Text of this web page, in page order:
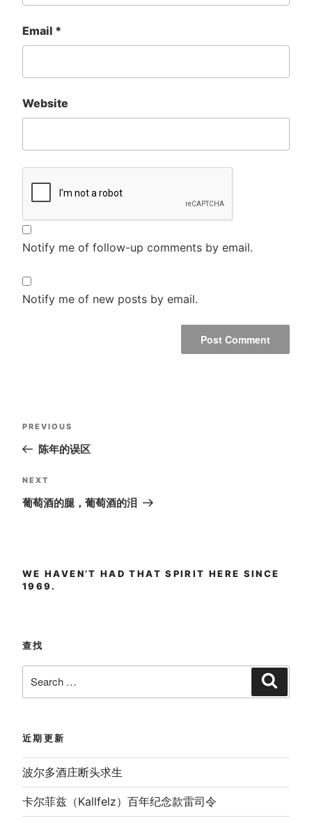
Email *
Website
Notify me of follow-up comments by email.
Notify me of new posts by email.
Post
navigation
Previous
Post
PREVIOUS
陈年的误区
Next
Post
NEXT
葡萄酒的腿，葡萄酒的泪
WE HAVEN’T HAD THAT SPIRIT HERE SINCE
1969.
查找
for:
近期更新
波尔多酒庄断头求生
卡尔菲兹（Kallfelz）百年纪念款雷司令